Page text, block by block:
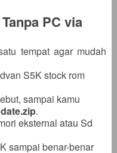
PC via
tempat agar mudah
S5K stock rom
sampai kamu
.
eksternal atau Sd
sampai benar-benar